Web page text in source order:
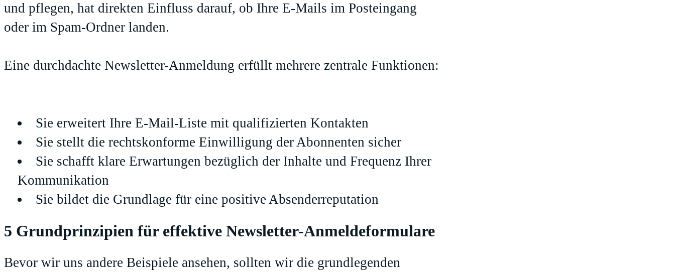
und pflegen, hat direkten Einfluss darauf, ob Ihre E-Mails im Posteingang
oder im Spam-Ordner landen.
Eine durchdachte Newsletter-Anmeldung erfüllt mehrere zentrale Funktionen:
Sie erweitert Ihre E-Mail-Liste mit qualifizierten Kontakten
Sie stellt die rechtskonforme Einwilligung der Abonnenten sicher
Sie schafft klare Erwartungen bezüglich der Inhalte und Frequenz Ihrer
Kommunikation
Sie bildet die Grundlage für eine positive Absenderreputation
5 Grundprinzipien für effektive Newsletter-Anmeldeformulare
Bevor wir uns andere Beispiele ansehen, sollten wir die grundlegenden